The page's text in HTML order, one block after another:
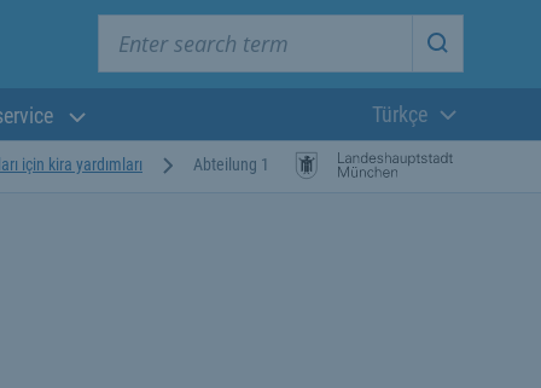
Start
Güncel dil:
Türkçe
için kira yardımları Abteilung 1